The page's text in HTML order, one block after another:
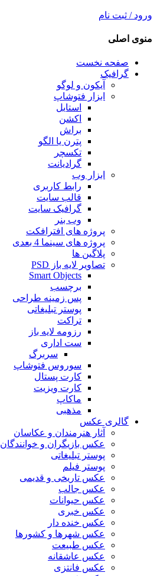
ورود / ثبت نام
منوی اصلی
صفحه نخست
گرافیک
آیکون و لوگو
ابزار فتوشاپ
استایل
اکشن
براش
پترن یا الگو
تکسچر
گرادیانت
ابزار وب
رابط کاربری
قالب سایت
گرافیک سایت
وب بنر
پروژه های افترافکت
پروژه های سینما 4 بعدی
پلاگین ها
تصاویر لایه باز PSD
Smart Objects
برچسب
پس زمینه طراحی
پوستر تبلیغاتی
تراکت
رزومه لایه باز
ست اداری
سربرگ
سوروس فتوشاپ
کارت پستال
کارت ویزیت
ماکاپ
مذهبی
گالری عکس
آثار هنرمندان و عکاسان
عکس بازیگران و خوانندگان
پوستر تبلیغاتی
پوستر فیلم
عکس تاریخی و قدیمی
عکس جالب
عکس حیوانات
عکس خبری
عکس خنده دار
عکس شهرها و کشورها
عکس طبیعت
عکس عاشقانه
عکس فانتزی